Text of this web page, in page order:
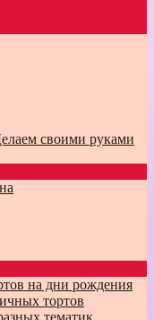
своими руками
на дни рождения
тортов
тематик